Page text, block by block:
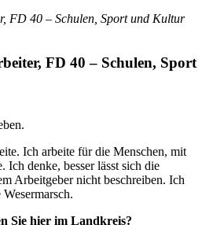
FD 40 – Schulen, Sport und Kultur
FD 40 – Schulen, Sport
Ich arbeite für die Menschen, mit
Ich denke, besser lässt sich die
Arbeitgeber nicht beschreiben. Ich
Sie hier im Landkreis?